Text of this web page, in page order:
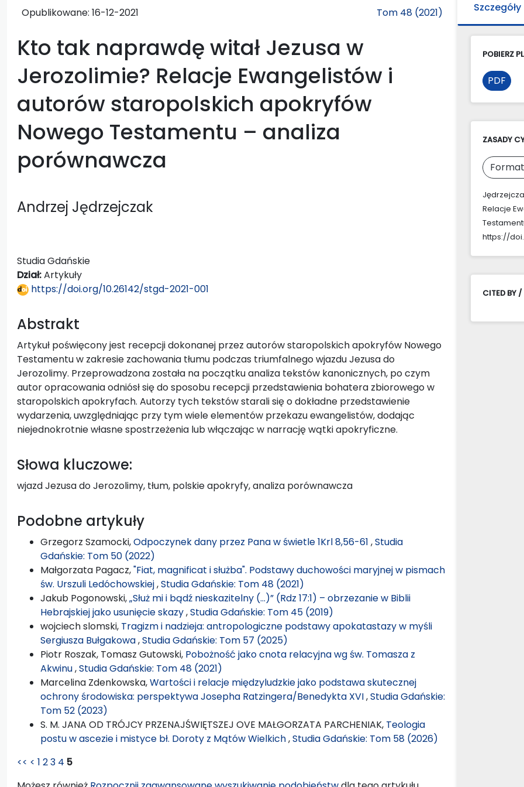
Opublikowane: 16-12-2021 Tom 48 (2021)
Kto tak naprawdę witał Jezusa w
Jerozolimie? Relacje Ewangelistów i
autorów staropolskich apokryfów
Nowego Testamentu – analiza
porównawcza
Andrzej Jędrzejczak
Studia Gdańskie
Dział:Artykuły
https://doi.org/10.26142/stgd-2021-001
Abstrakt
Artykuł poświęcony jest recepcji dokonanej przez autorów staropolskich apokryfów Nowego
Testamentu w zakresie zachowania tłumu podczas triumfalnego wjazdu Jezusa do
Jerozolimy. Przeprowadzona została na początku analiza tekstów kanonicznych, po czym
autor opracowania odniósł się do sposobu recepcji przedstawienia bohatera zbiorowego w
staropolskich apokryfach. Autorzy tych tekstów starali się o dokładne przedstawienie
wydarzenia, uwzględniając przy tym wiele elementów przekazu ewangelistów, dodając
niejednokrotnie własne spostrzeżenia lub włączając w narrację wątki apokryficzne.
Słowa kluczowe:
wjazd Jezusa do Jerozolimy, tłum, polskie apokryfy, analiza porównawcza
Podobne artykuły
Grzegorz Szamocki,Odpoczynek dany przez Pana w świetle 1Krl 8,56-61 ,Studia
Gdańskie: Tom 50 (2022)
Małgorzata Pagacz,"Fiat, magnificat i służba". Podstawy duchowości maryjnej w pismach
św. Urszuli Ledóchowskiej,Studia Gdańskie: Tom 48 (2021)
Jakub Pogonowski,„Służ mi i bądź nieskazitelny (…)” (Rdz 17:1) – obrzezanie w Biblii
Hebrajskiej jako usunięcie skazy,Studia Gdańskie: Tom 45 (2019)
wojciech slomski, Tragizm i nadzieja: antropologiczne podstawy apokatastazy w myśli
Sergiusza Bułgakowa,Studia Gdańskie: Tom 57 (2025)
Piotr Roszak, Tomasz Gutowski, Pobożność jako cnota relacyjna wg św. Tomasza z
Akwinu,Studia Gdańskie: Tom 48 (2021)
Marcelina Zdenkowska,Wartości i relacje międzyludzkie jako podstawa skutecznej
ochrony środowiska: perspektywa Josepha Ratzingera/Benedykta XVI,Studia Gdańskie:
Tom 52 (2023)
S. M. JANA OD TRÓJCY PRZENAJŚWIĘTSZEJ OVE MAŁGORZATA PARCHENIAK, Teologia
postu w ascezie i mistyce bł. Doroty z Mątów Wielkich,Studia Gdańskie: Tom 58 (2026)
<< < 1 23 4 5
Szczegóły
POBIERZ
PDF
ZASADY
Relacje
https://
CITED BY /